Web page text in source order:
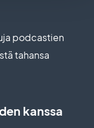
podcastien
tahansa
kanssa